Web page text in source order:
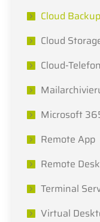
Cloud Backup
Cloud
Cloud-
Microsoft
Remote App
Remote
Terminal
Virtual